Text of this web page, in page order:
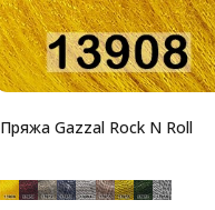
Пряжа Gazzal Rock N Roll